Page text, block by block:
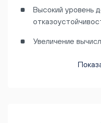
Высокий уровень
Увеличение
задачи любого